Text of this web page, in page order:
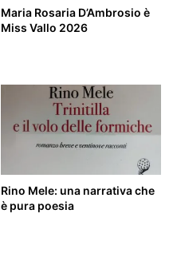
Maria Rosaria D’Ambrosio è
Miss Vallo 2026
Rino Mele: una narrativa che
è pura poesia